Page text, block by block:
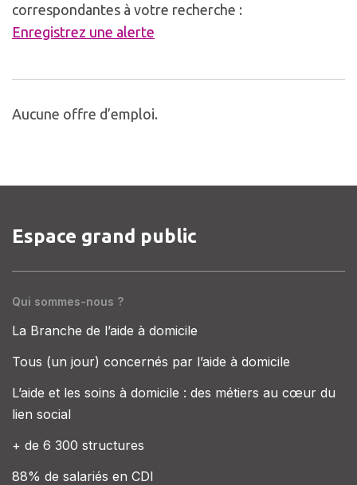
correspondantes à votre recherche :
Enregistrez une alerte
Aucune offre d’emploi.
Espace grand public
Qui sommes-nous ?
La Branche de l’aide à domicile
Tous (un jour) concernés par l’aide à domicile
L’aide et les soins à domicile : des métiers au cœur du
lien social
+ de 6 300 structures
88% de salariés en CDI